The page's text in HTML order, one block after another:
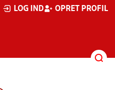
LOG IND OPRET PROFIL